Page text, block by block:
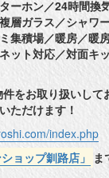
ーホン／24時間換
層ガラス／シャワ
集積場／暖房／暖
ット対応／対面キ
をお取り扱いし
ただけます！
index.php
ョップ釧路店」 ま